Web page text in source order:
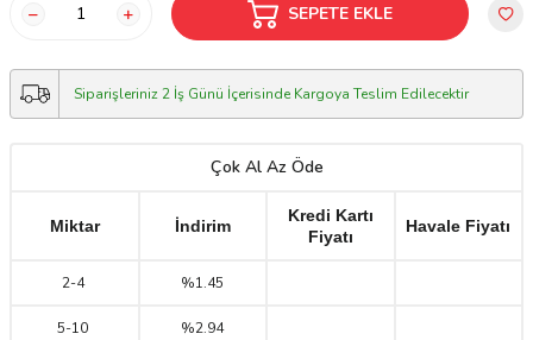
SEPETE EKLE
Siparişleriniz 2 İş Günü İçerisinde Kargoya Teslim Edilecektir
Çok Al Az Öde
Miktar İndirim
Kredi Kartı
Fiyatı
Havale Fiyatı
2-4 %1.45
5-10 %2.94